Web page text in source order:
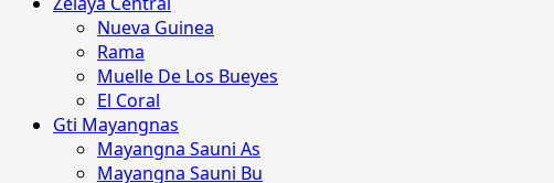
Nueva Guinea
Rama
Muelle De Los Bueyes
El Coral
Gti Mayangnas
Mayangna Sauni As
Mayangna Sauni Bu